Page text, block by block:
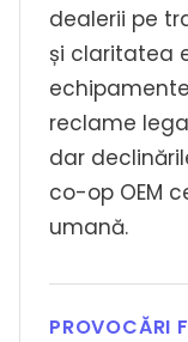
dealerii pe
și claritatea
reclame
dar
co-op OEM
umană.
PROVOCĂRI